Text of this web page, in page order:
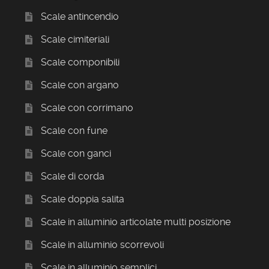
Scale antincendio
Scale cimiteriali
Scale componibili
Scale con argano
Scale con corrimano
Scale con fune
Scale con ganci
Scale di corda
Scale doppia salita
Scale in alluminio articolate multi posizione
Scale in alluminio scorrevoli